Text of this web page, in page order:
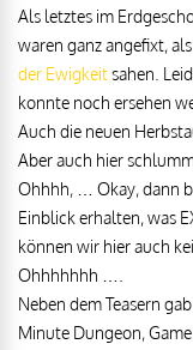
Als letztes im
waren ganz angefixt,
der Ewigkeitsahen.
konnte noch ersehen
Auch die neuen
Aber auch hier
Ohhhh, … Okay, dann
Einblick erhalten, was
können wir hier auch
Ohhhhhhh ….
Neben dem Teasern
Minute Dungeon,